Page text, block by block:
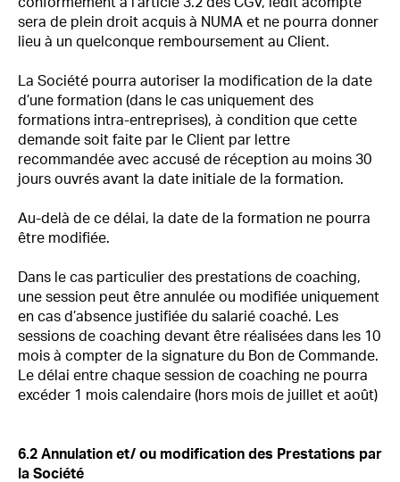
sera de plein droit acquis à NUMA et ne pourra donner
lieu à un quelconque remboursement au Client.
La Société pourra autoriser la modification de la date
d’une formation (dans le cas uniquement des
formations intra-entreprises), à condition que cette
demande soit faite par le Client par lettre
recommandée avec accusé de réception au moins 30
jours ouvrés avant la date initiale de la formation.
Au-delà de ce délai, la date de la formation ne pourra
être modifiée.
Dans le cas particulier des prestations de coaching,
une session peut être annulée ou modifiée uniquement
en cas d’absence justifiée du salarié coaché. Les
sessions de coaching devant être réalisées dans les 10
mois à compter de la signature du Bon de Commande.
Le délai entre chaque session de coaching ne pourra
excéder 1 mois calendaire (hors mois de juillet et août)
6.2 Annulation et/ ou modification des Prestations par
la Société